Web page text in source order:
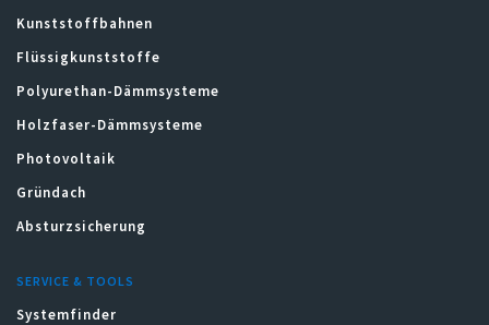
Kunststoffbahnen
Flüssigkunststoffe
Polyurethan-Dämmsysteme
Holzfaser-Dämmsysteme
Photovoltaik
Gründach
Absturzsicherung
SERVICE & TOOLS
Systemfinder